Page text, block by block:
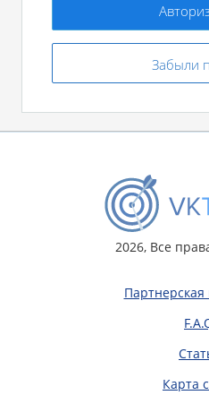
Забыли
2026, Все
Карта